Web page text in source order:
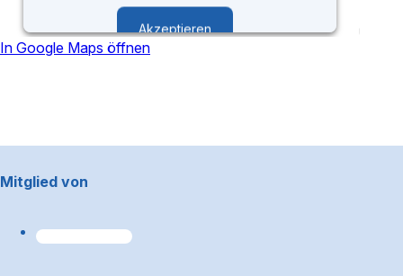
Akzeptieren
In Google Maps öffnen
Footerbereich
Mitglied von